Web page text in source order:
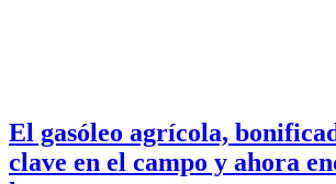
El gasóleo agrícola,
clave en el campo y ahora